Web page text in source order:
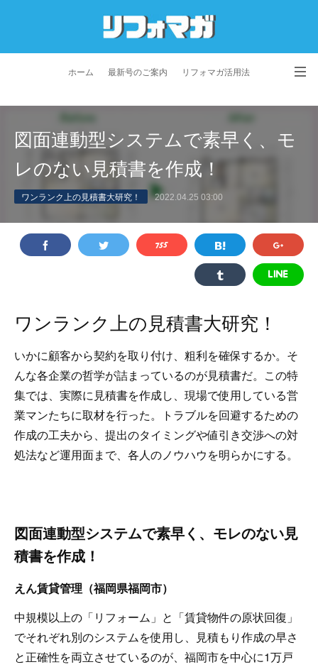
ホーム 最新号のご案内 リフォマガ活用法
プライバシーポリシー 利用規約 会社概要
図面連動型システムで素早く、モ
レのない見積書を作成！
ワンランク上の見積書大研究！ 2022.04.25 03:00
ワンランク上の見積書大研究！
いかに顧客から契約を取り付け、粗利を確保するか。そ
んな各企業の哲学が詰まっているのが見積書だ。この特
集では、実際に見積書を作成し、現場で使用している営
業マンたちに取材を行った。トラブルを回避するための
作成の工夫から、提出のタイミングや値引き交渉への対
処法など運用面まで、各人のノウハウを明らかにする。
図面連動型システムで素早く、モレのない見
積書を作成！
えん賃貸管理（福岡県福岡市）
中規模以上の「リフォーム」と「賃貸物件の原状回復」
でそれぞれ別のシステムを使用し、見積もり作成の早さ
と正確性を両立させているのが、福岡市を中心に1万戸